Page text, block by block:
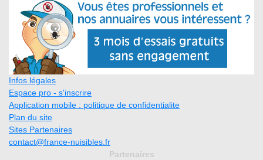
Infos légales
Espace pro - s'inscrire
Application mobile : politique de confidentialite
Plan du site
Sites Partenaires
contact@france-nuisibles.fr
Partenaires